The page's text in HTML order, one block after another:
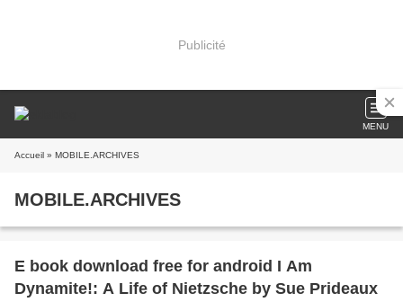
Publicité
MENU
Accueil » MOBILE.ARCHIVES
MOBILE.ARCHIVES
E book download free for android I Am
Dynamite!: A Life of Nietzsche by Sue Prideaux